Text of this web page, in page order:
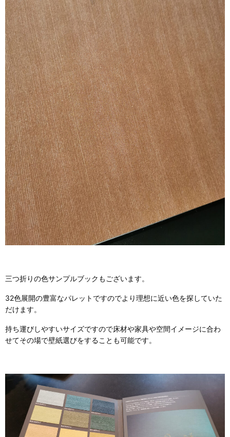
三つ折りの色サンプルブックもございます。
32色展開の豊富なパレットですのでより理想に近い色を探していた
だけます。
持ち運びしやすいサイズですので床材や家具や空間イメージに合わ
せてその場で壁紙選びをすることも可能です。